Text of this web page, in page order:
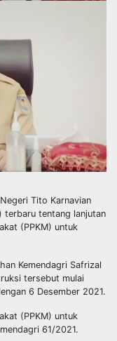
Tito Karnavian
terbaru tentang lanjutan
(PPKM) untuk
Kemendagri Safrizal
tersebut mulai
6 Desember 2021.
(PPKM) untuk
61/2021.